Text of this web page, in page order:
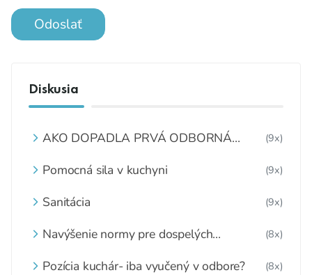
Odoslať
Diskusia
AKO DOPADLA PRVÁ ODBORNÁ
(9x)
Pomocná sila v kuchyni (9x)
Sanitácia (9x)
Navýšenie normy pre dospelých
(8x)
Pozícia kuchár- iba vyučený v odbore? (8x)